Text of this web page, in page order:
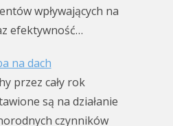
wpływających na
efektywność…
na dach
przez cały rok
są na działanie
czynników